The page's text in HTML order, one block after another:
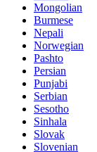
Mongolian
Burmese
Nepali
Norwegian
Pashto
Persian
Punjabi
Serbian
Sesotho
Sinhala
Slovak
Slovenian